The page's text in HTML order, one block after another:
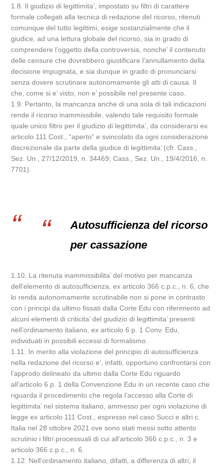
1.8. Il giudizio di legittimita’, impostato su filtri di carattere
formale collegati alla tecnica di redazione del ricorso, ritenuti
comunque del tutto legittimi, esige sostanzialmente che il
giudice, ad una lettura globale del ricorso, sia in grado di
comprendere l’oggetto della controversia, nonche’ il contenuto
delle censure che dovrebbero giustificare l’annullamento della
decisione impugnata, e sia dunque in grado di pronunciarsi
senza dovere scrutinare autonomamente gli atti di causa. Il
che, come si e’ visto, non e’ possibile nel presente caso.
1.9. Pertanto, la mancanza anche di una sola di tali indicazioni
rende il ricorso inammissibile, valendo tale requisito formale
quale unico filtro per il giudizio di legittimita’, da considerarsi ex
articolo 111 Cost., “aperto” e svincolato da ogni considerazione
discrezionale da parte della giudice di legittimita’ (cfr. Cass.,
Sez. Un., 27/12/2019, n. 34469; Cass., Sez. Un., 19/4/2016, n.
7701).
Autosufficienza del ricorso
per cassazione
1.10. La ritenuta inammissibilita’ del motivo per mancanza
dell’elemento di autosufficienza, ex articolo 366 c.p.c., n. 6, che
lo renda autonomamente scrutinabile non si pone in contrasto
con i principi da ultimo fissati dalla Corte Edu con riferimento ad
alcuni elementi di criticita’ del giudizio di legittimita’ presenti
nell’ordinamento italiano, ex articolo 6 p. 1 Conv. Edu,
individuati in possibili eccessi di formalismo.
1.11. In merito alla violazione del principio di autosufficienza
nella redazione del ricorso e’, infatti, opportuno confrontarsi con
l’approdo delineato da ultimo dalla Corte Edu riguardo
all’articolo 6 p. 1 della Convenzione Edu in un recente caso che
riguarda il procedimento che regola l’accesso alla Corte di
legittimita’ nel sistema italiano, ammesso per ogni violazione di
legge ex articolo 111 Cost., espresso nel caso Succi e altri c.
Italia nel 28 ottobre 2021 ove sono stati messi sotto attento
scrutinio i filtri processuali di cui all’articolo 366 c.p.c., n. 3 e
articolo 366 c.p.c., n. 6.
1.12. Nell’ordinamento italiano, difatti, a differenza di altri, il